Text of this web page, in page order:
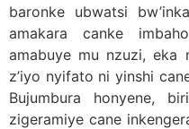
baronke ubwatsi
amakara canke
amabuye mu nzuzi, eka
z’iyo nyifato ni yinshi
Bujumbura honyene,
zigeramiye cane